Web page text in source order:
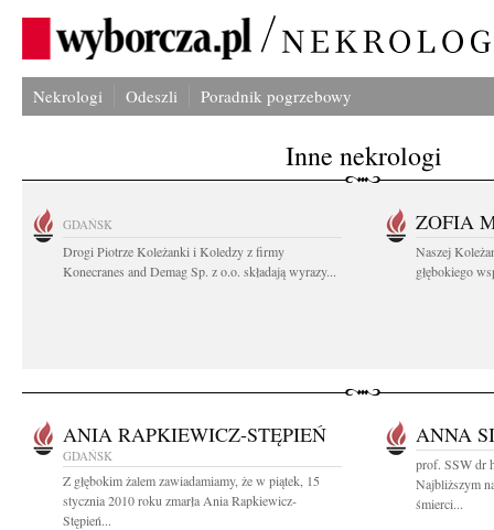
Nekrologi Odeszli Poradnik pogrzebowy
Inne nekrologi
GDAŃSK
Drogi Piotrze Koleżanki i Koledzy z firmy
Konecranes and Demag Sp. z o.o. składają wyrazy...
ZOFIA
Naszej
głębokiego
ANIA RAPKIEWICZ-STĘPIEŃ
GDAŃSK
Z głębokim żalem zawiadamiamy, że w piątek, 15
stycznia 2010 roku zmarła Ania Rapkiewicz-
Stępień...
ANNA
prof. SSW dr
Najbliższym
śmierci...